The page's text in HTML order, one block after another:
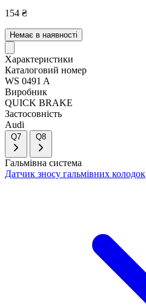
154 ₴
Немає в наявності
Характеристики
Каталоговий номер
WS 0491 A
Виробник
QUICK BRAKE
Застосовність
Audi
Гальмівна система
Датчик зносу гальмівних колодок